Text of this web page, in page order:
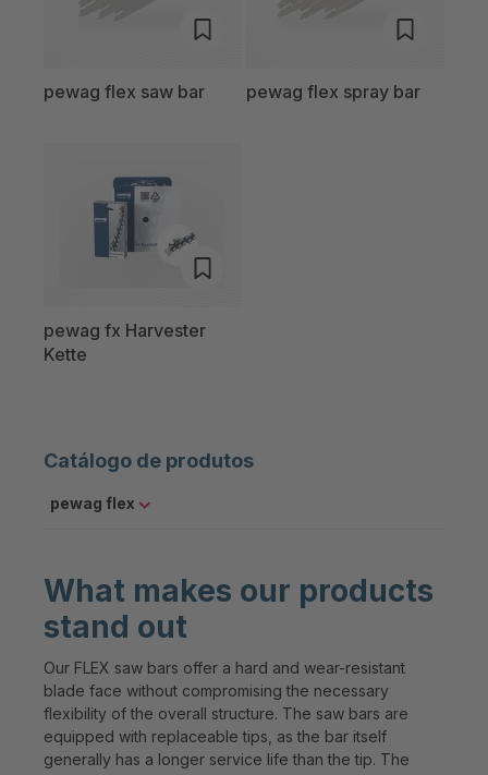
pewag flex saw bar pewag flex spray bar
pewag fx Harvester
Kette
Catálogo de produtos
pewag flex
What makes our products
stand out
Our FLEX saw bars offer a hard and wear-resistant
blade face without compromising the necessary
flexibility of the overall structure. The saw bars are
equipped with replaceable tips, as the bar itself
generally has a longer service life than the tip. The